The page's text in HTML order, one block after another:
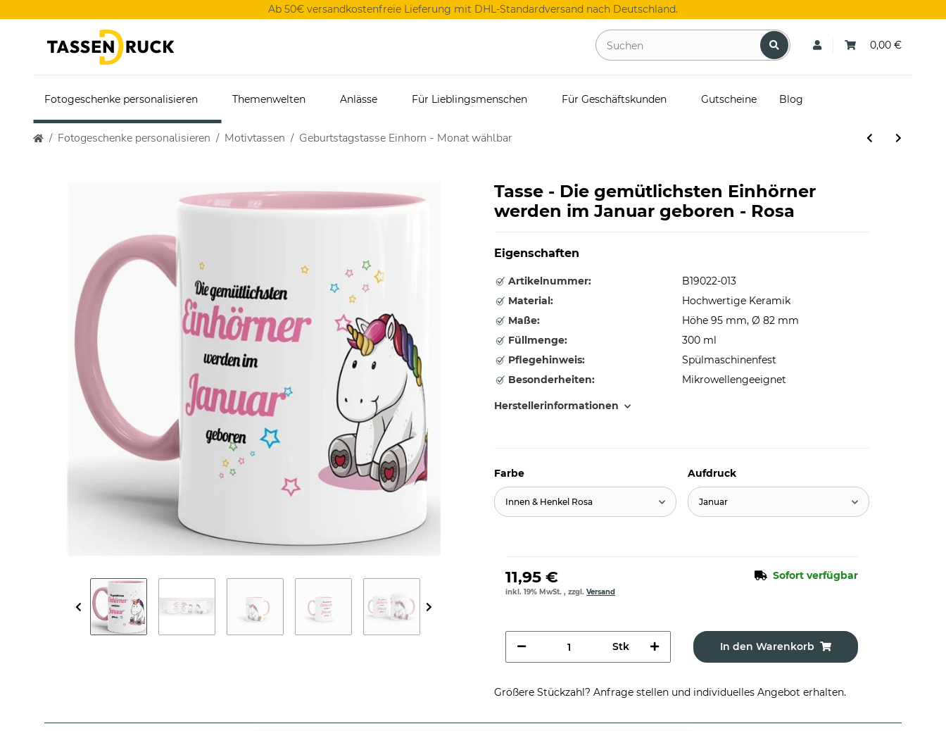
Ab 50€ versandkostenfreie Lieferung mit DHL-Standardversand nach Deutschland.
0,00 €
Fotogeschenke personalisieren Themenwelten Anlässe Für Lieblingsmenschen Für Geschäftskunden Gutscheine Blog
Fotogeschenke personalisieren Motivtassen Geburtstagstasse Einhorn - Monat wählbar
Tasse - Die gemütlichsten Einhörner
werden im Januar geboren - Rosa
Eigenschaften
Artikelnummer:
B19022-013
Material:
Hochwertige Keramik
Maße:
Höhe 95 mm, Ø 82 mm
Füllmenge:
300 ml
Pflegehinweis:
Spülmaschinenfest
Besonderheiten:
Mikrowellengeeignet
Herstellerinformationen
Farbe
Innen & Henkel Rosa
Aufdruck
Januar
11,95 € Sofort verfügbar
inkl. 19% MwSt. , zzgl. Versand
Stk In den Warenkorb
Größere Stückzahl? Anfrage stellen und individuelles Angebot erhalten.